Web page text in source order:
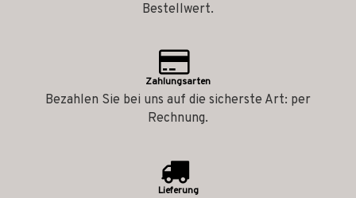
Bestellwert.
Zahlungsarten
Bezahlen Sie bei uns auf die sicherste Art: per
Rechnung.
Lieferung